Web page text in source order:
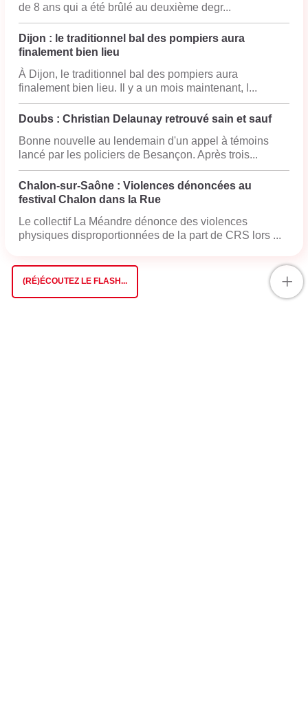
de 8 ans qui a été brûlé au deuxième degr...
Dijon : le traditionnel bal des pompiers aura
finalement bien lieu
À Dijon, le traditionnel bal des pompiers aura
finalement bien lieu. Il y a un mois maintenant, l...
Doubs : Christian Delaunay retrouvé sain et sauf
Bonne nouvelle au lendemain d'un appel à témoins
lancé par les policiers de Besançon. Après trois...
Chalon-sur-Saône : Violences dénoncées au
festival Chalon dans la Rue
Le collectif La Méandre dénonce des violences
physiques disproportionnées de la part de CRS lors ...
(RÉ)ÉCOUTEZ LE FLASH... +